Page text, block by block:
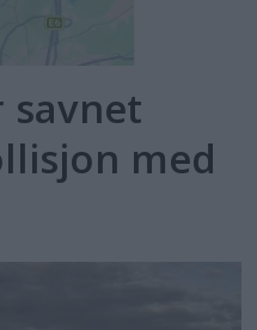
med